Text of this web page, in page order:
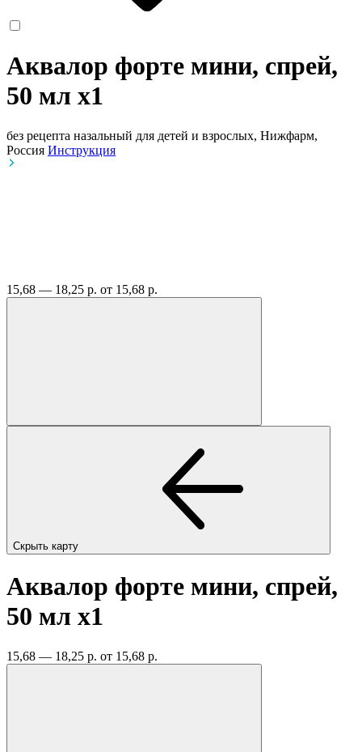
Аквалор форте мини, спрей,
50 мл x1
без рецепта назальный для детей и взрослых, Нижфарм,
Россия Инструкция
15,68 — 18,25 р. от 15,68 р.
Скрыть карту
Аквалор форте мини, спрей,
50 мл x1
15,68 — 18,25 р. от 15,68 р.